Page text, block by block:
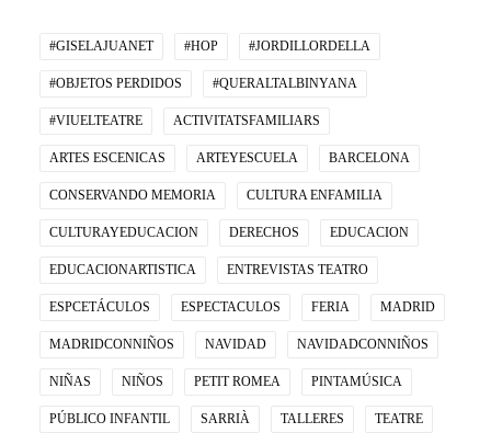
#GISELAJUANET #HOP #JORDILLORDELLA
#OBJETOS PERDIDOS #QUERALTALBINYANA
#VIUELTEATRE ACTIVITATSFAMILIARS
ARTES ESCENICAS ARTEYESCUELA BARCELONA
CONSERVANDO MEMORIA CULTURA ENFAMILIA
CULTURAYEDUCACION DERECHOS EDUCACION
EDUCACIONARTISTICA ENTREVISTAS TEATRO
ESPCETÁCULOS ESPECTACULOS FERIA MADRID
MADRIDCONNIÑOS NAVIDAD NAVIDADCONNIÑOS
NIÑAS NIÑOS PETIT ROMEA PINTAMÚSICA
PÚBLICO INFANTIL SARRIÀ TALLERES TEATRE